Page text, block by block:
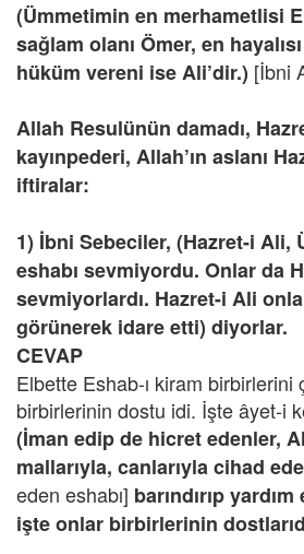
(Ümmetimin en merhametlisi
sağlam olanı Ömer, en
hüküm vereni ise Ali’dir.) [İbni
Allah Resulünün damadı,
kayınpederi, Allah’ın aslanı
iftiralar:
1) İbni Sebeciler, (Hazret-i Ali,
eshabı sevmiyordu. Onlar da
sevmiyorlardı. Hazret-i Ali
görünerek idare etti) diyorlar.
CEVAP
Elbette Eshab-ı kiram birbirlerini
birbirlerinin dostu idi. İşte âyet-i
(İman edip de hicret edenler,
mallarıyla, canlarıyla cihad
eden eshabı] barındırıp
işte onlar birbirlerinin